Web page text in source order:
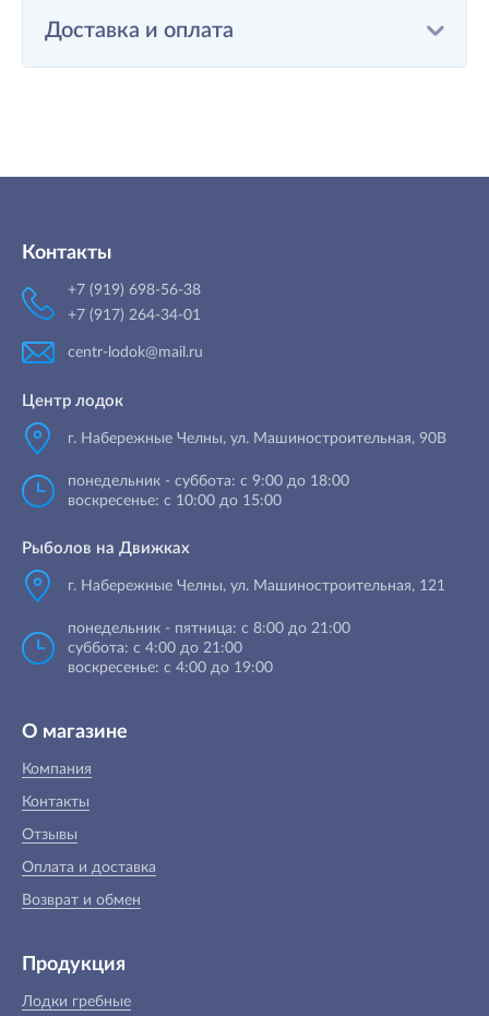
Доставка и оплата
Контакты
+7 (919) 698-56-38
+7 (917) 264-34-01
centr-lodok@mail.ru
Центр лодок
г. Набережные Челны, ул. Машиностроительная, 90B
понедельник - суббота: с 9:00 до 18:00
воскресенье: с 10:00 до 15:00
Рыболов на Движках
г. Набережные Челны, ул. Машиностроительная, 121
понедельник - пятница: с 8:00 до 21:00
суббота: с 4:00 до 21:00
воскресенье: с 4:00 до 19:00
О магазине
Компания
Контакты
Отзывы
Оплата и доставка
Возврат и обмен
Продукция
Лодки гребные